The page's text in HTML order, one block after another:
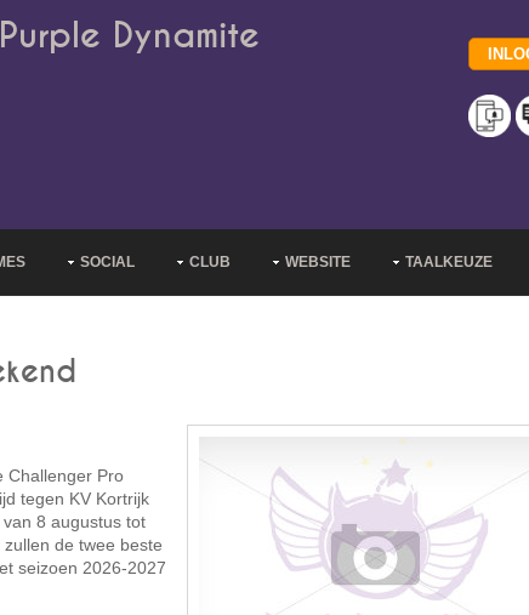
Dynamite
SOCIAL CLUB WEBSITE TAALKEUZE
Challenger Pro
tegen KV Kortrijk
8 augustus tot
de twee beste
seizoen 2026-2027